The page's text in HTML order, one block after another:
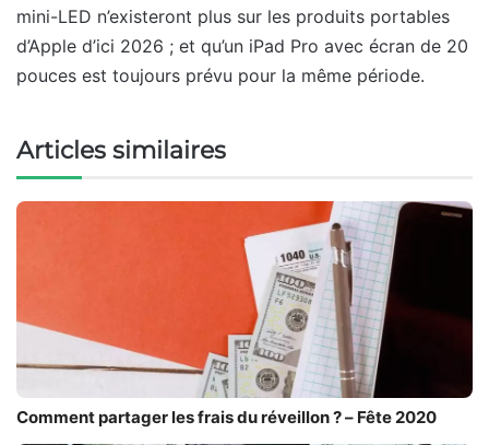
mini-LED n’existeront plus sur les produits portables
d’Apple d’ici 2026 ; et qu’un iPad Pro avec écran de 20
pouces est toujours prévu pour la même période.
Articles similaires
Comment partager les frais du réveillon ? – Fête 2020